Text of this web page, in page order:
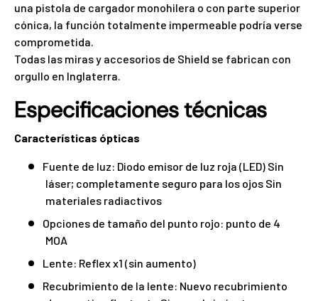
una pistola de cargador monohilera o con parte superior
cónica, la función totalmente impermeable podría verse
comprometida.
Todas las miras y accesorios de Shield se fabrican con
orgullo en Inglaterra.
Especificaciones técnicas
Características ópticas
Fuente de luz: Diodo emisor de luz roja (LED) Sin
láser; completamente seguro para los ojos Sin
materiales radiactivos
Opciones de tamaño del punto rojo: punto de 4
MOA
Lente: Reflex x1 (sin aumento)
Recubrimiento de la lente: Nuevo recubrimiento